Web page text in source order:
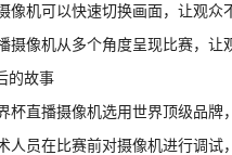
像机可以快速切换画面，让观众
摄像机从多个角度呈现比赛，让
的故事
杯直播摄像机选用世界顶级品牌
人员在比赛前对摄像机进行调试